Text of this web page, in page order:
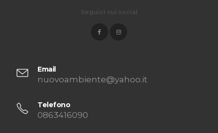
Email
nuovoambiente@yahoo.it
Telefono
0863416090